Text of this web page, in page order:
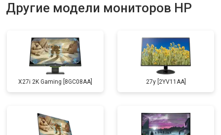
Другие модели мониторов HP
X27i 2K Gaming [8GC08AA] 27y [2YV11AA]